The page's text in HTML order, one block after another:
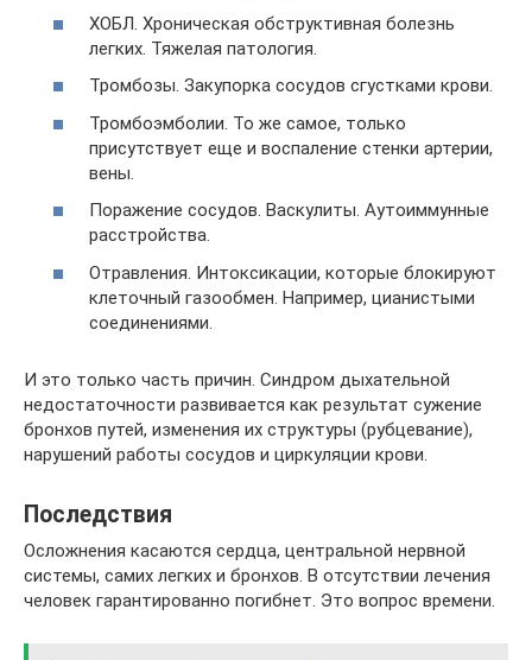
ХОБЛ. Хроническая обструктивная болезнь
легких. Тяжелая патология.
Тромбозы. Закупорка сосудов сгустками крови.
Тромбоэмболии. То же самое, только
присутствует еще и воспаление стенки артерии,
вены.
Поражение сосудов. Васкулиты. Аутоиммунные
расстройства.
Отравления. Интоксикации, которые блокируют
клеточный газообмен. Например, цианистыми
соединениями.
И это только часть причин. Синдром дыхательной
недостаточности развивается как результат сужение
бронхов путей, изменения их структуры (рубцевание),
нарушений работы сосудов и циркуляции крови.
Последствия
Осложнения касаются сердца, центральной нервной
системы, самих легких и бронхов. В отсутствии лечения
человек гарантированно погибнет. Это вопрос времени.